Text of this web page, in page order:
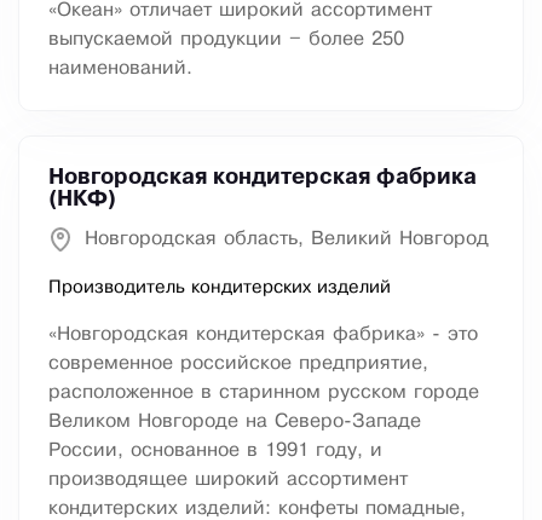
«Океан» отличает широкий ассортимент
выпускаемой продукции – более 250
наименований.
Новгородская кондитерская фабрика
(НКФ)
Новгородская область, Великий Новгород
Производитель кондитерских изделий
«Новгородская кондитерская фабрика» - это
современное российское предприятие,
расположенное в старинном русском городе
Великом Новгороде на Северо-Западе
России, основанное в 1991 году, и
производящее широкий ассортимент
кондитерских изделий: конфеты помадные,